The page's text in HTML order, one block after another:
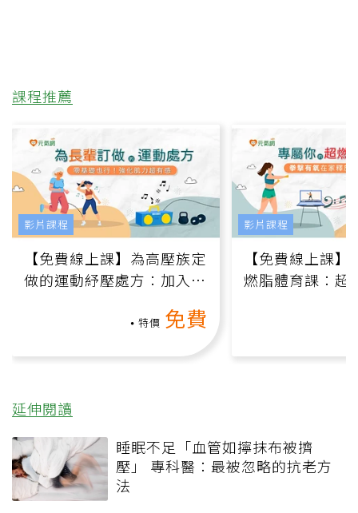
課程推薦
【免費線上課】為高壓族定
做的運動紓壓處方：加入行
特價 免費
影片課程
【免費線上課
燃脂體育課：超
影片課程
延伸閱讀
睡眠不足「血管如擰抹布被擠
壓」 專科醫：最被忽略的抗老方
法